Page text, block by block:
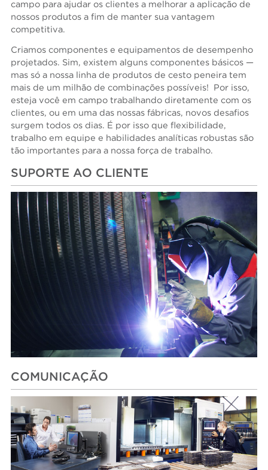
campo para ajudar os clientes a melhorar a aplicação de
nossos produtos a fim de manter sua vantagem
competitiva.
Criamos componentes e equipamentos de desempenho
projetados. Sim, existem alguns componentes básicos —
mas só a nossa linha de produtos de cesto peneira tem
mais de um milhão de combinações possíveis! Por isso,
esteja você em campo trabalhando diretamente com os
clientes, ou em uma das nossas fábricas, novos desafios
surgem todos os dias. É por isso que flexibilidade,
trabalho em equipe e habilidades analíticas robustas são
tão importantes para a nossa força de trabalho.
SUPORTE AO CLIENTE
COMUNICAÇÃO